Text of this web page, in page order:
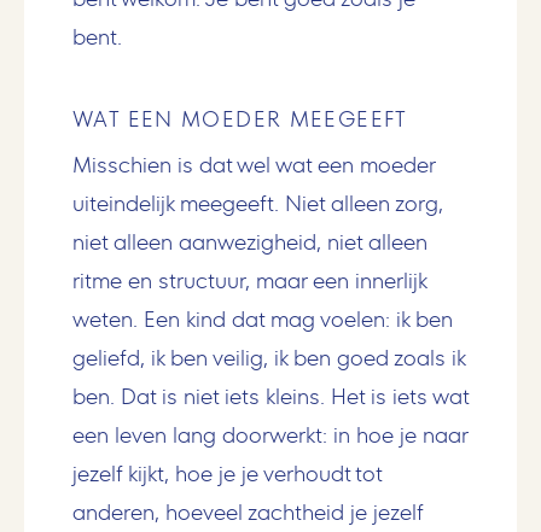
bent.
WAT EEN MOEDER MEEGEEFT
Misschien is dat wel wat een moeder
uiteindelijk meegeeft. Niet alleen zorg,
niet alleen aanwezigheid, niet alleen
ritme en structuur, maar een innerlijk
weten. Een kind dat mag voelen: ik ben
geliefd, ik ben veilig, ik ben goed zoals ik
ben. Dat is niet iets kleins. Het is iets wat
een leven lang doorwerkt: in hoe je naar
jezelf kijkt, hoe je je verhoudt tot
anderen, hoeveel zachtheid je jezelf